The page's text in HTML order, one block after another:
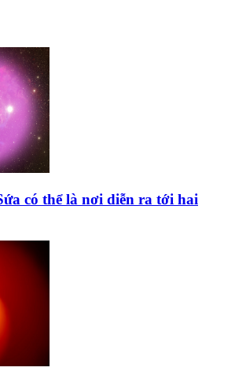
có thể là nơi diễn ra tới hai